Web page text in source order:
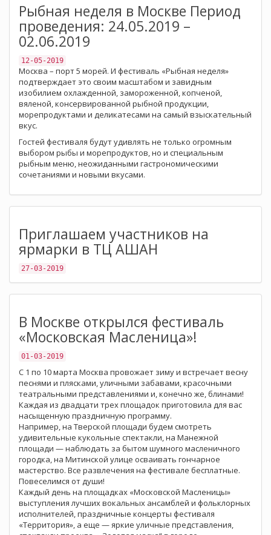
Рыбная неделя в Москве Период
проведения: 24.05.2019 –
02.06.2019
12-05-2019
Москва – порт 5 морей. И фестиваль «Рыбная неделя»
подтверждает это своим масштабом и завидным
изобилием охлажденной, замороженной, копченой,
вяленой, консервированной рыбной продукции,
морепродуктами и деликатесами на самый взыскательный
вкус.
Гостей фестиваля будут удивлять не только огромным
выбором рыбы и морепродуктов, но и специальным
рыбным меню, неожиданными гастрономическими
сочетаниями и новыми вкусами.
Приглашаем участников на
ярмарки в ТЦ АШАН
27-03-2019
В Москве открылся фестиваль
«Московская Масленица»!
01-03-2019
С 1 по 10 марта Москва провожает зиму и встречает весну
песнями и плясками, уличными забавами, красочными
театральными представлениями и, конечно же, блинами!
Каждая из двадцати трех площадок приготовила для вас
насыщенную праздничную программу.
Например, на Тверской площади будем смотреть
удивительные кукольные спектакли, на Манежной
площади — наблюдать за бытом шумного масленичного
городка, на Митинской улице осваивать гончарное
мастерство. Все развлечения на фестивале бесплатные.
Повеселимся от души!
Каждый день на площадках «Московской Масленицы»
выступления лучших вокальных ансамблей и фольклорных
исполнителей, праздничные концерты фестиваля
«Территория», а еще — яркие уличные представления,